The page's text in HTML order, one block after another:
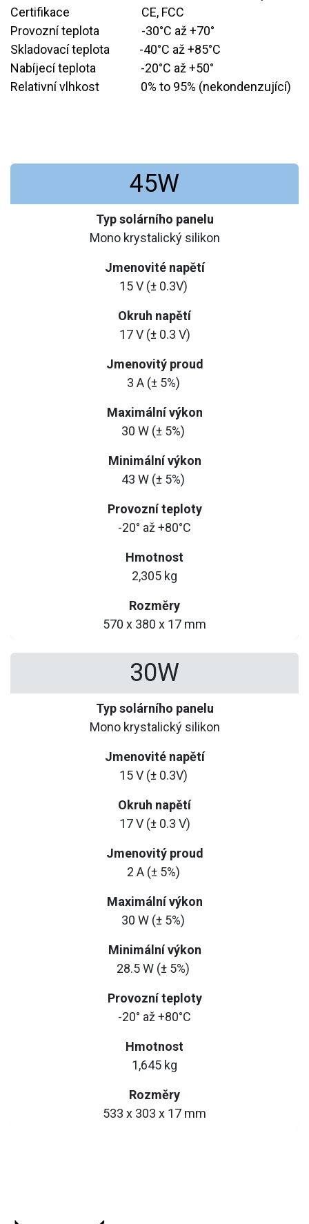
Certifikace
​CE, FCC
Provozní teplota
​-30°C až +70°
Skladovací teplota
​-40°C až +85°C
Nabíjecí teplota
​-20°C až +50°
Relativní vlhkost
​0% to 95% (nekondenzující)
45W
Typ solárního panelu
Mono krystalický silikon
Jmenovité napětí
15 V (± 0.3V)
Okruh napětí
17 V (± 0.3 V)
Jmenovitý proud
3 A (± 5%)
Maximální výkon
30 W (± 5%)
Minimální výkon
43 W (± 5%)
Provozní teploty
-20° až +80°C
Hmotnost
2,305 kg
Rozměry
570 x 380 x 17 mm
30W
Typ solárního panelu
Mono krystalický silikon
Jmenovité napětí
15 V (± 0.3V)
Okruh napětí
17 V (± 0.3 V)
Jmenovitý proud
2 A (± 5%)
Maximální výkon
30 W (± 5%)
Minimální výkon
28.5 W (± 5%)
Provozní teploty
-20° až +80°C
Hmotnost
1,645 kg
Rozměry
533 x 303 x 17 mm